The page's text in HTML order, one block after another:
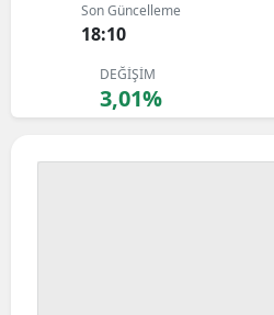
Son Güncelleme
18:10
DEĞİŞİM
3,01%